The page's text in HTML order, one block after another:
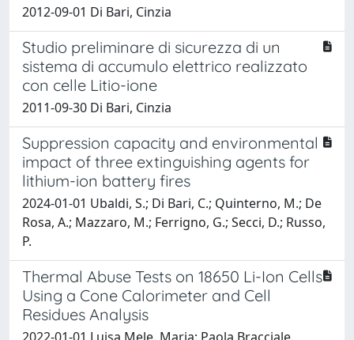
2012-09-01 Di Bari, Cinzia
Studio preliminare di sicurezza di un
sistema di accumulo elettrico realizzato
con celle Litio-ione
2011-09-30 Di Bari, Cinzia
Suppression capacity and environmental
impact of three extinguishing agents for
lithium-ion battery fires
2024-01-01 Ubaldi, S.; Di Bari, C.; Quinterno, M.; De
Rosa, A.; Mazzaro, M.; Ferrigno, G.; Secci, D.; Russo,
P.
Thermal Abuse Tests on 18650 Li-Ion Cells
Using a Cone Calorimeter and Cell
Residues Analysis